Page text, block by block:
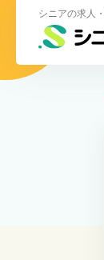
シニアの求人